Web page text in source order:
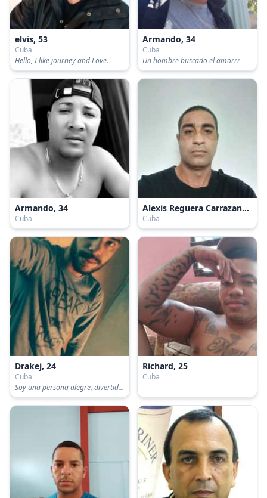
elvis, 53
Cuba
Hello, I like journey and Love.
Armando, 34
Cuba
Un hombre buscado el amorrr
Armando, 34
Cuba
Alexis Reguera Carrazana, 44
Cuba
Drakej, 24
Cuba
Soy una persona alegre, divertido, sincero, responsable, inteligente y muy cariñoso
Richard, 25
Cuba